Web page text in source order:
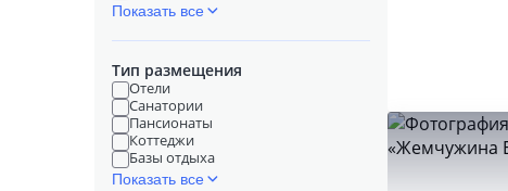
Показать все
Тип размещения
Отели
Санатории
Пансионаты
Коттеджи
Базы отдыха
Показать все